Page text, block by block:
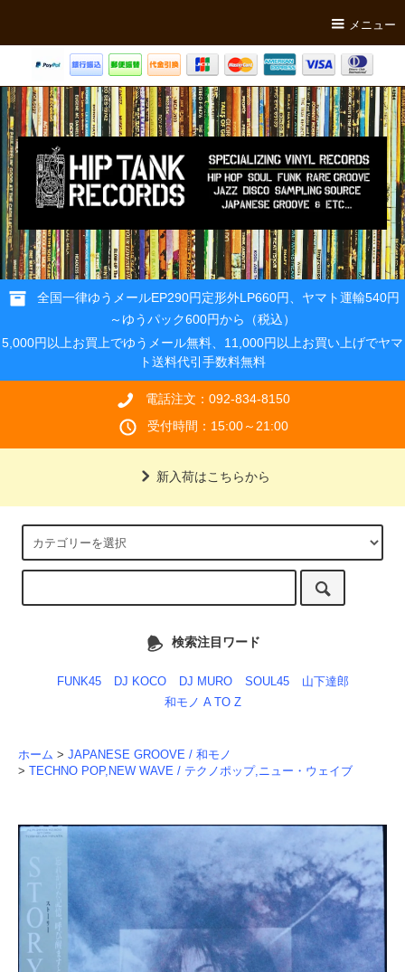
メニュー
全国一律ゆうメールEP290円定形外LP660円、ヤマト運輸540円
～ゆうパック600円から（税込）
5,000円以上お買上でゆうメール無料、11,000円以上お買い上げでヤマ
ト送料代引手数料無料
電話注文：092-834-8150
受付時間：15:00～21:00
新入荷はこちらから
検索注目ワード
FUNK45 DJ KOCO DJ MURO SOUL45
山下達郎
和モノ A TO Z
ホーム > JAPANESE GROOVE / 和モノ
> TECHNO POP,NEW WAVE / テクノポップ,ニュー・ウェイブ